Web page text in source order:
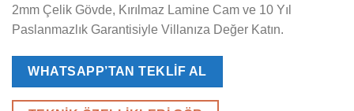
2mm Çelik Gövde, Kırılmaz Lamine Cam ve 10 Yıl
Paslanmazlık Garantisiyle Villanıza Değer Katın.
WHATSAPP’TAN TEKLIF AL